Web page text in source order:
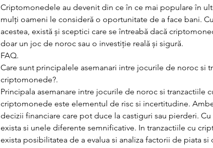
Criptomonedele au devenit din ce în ce mai populare în
mulți oameni le consideră o oportunitate de a face bani.
acestea, există și sceptici care se întreabă dacă
doar un joc de noroc sau o investiție reală și sigură.
FAQ.
Care sunt principalele asemanari intre jocurile de noroc si
criptomonede?.
Principala asemanare intre jocurile de noroc si tranzactiile
criptomonede este elementul de risc si incertitudine.
decizii financiare care pot duce la castiguri sau pierderi. Cu
exista si unele diferente semnificative. In tranzactiile cu
exista posibilitatea de a evalua si analiza factorii de piata si